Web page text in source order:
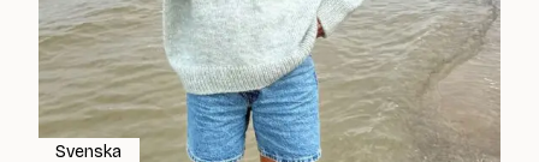
Svenska